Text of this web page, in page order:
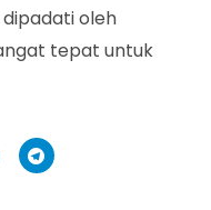
dipadati oleh
tepat untuk